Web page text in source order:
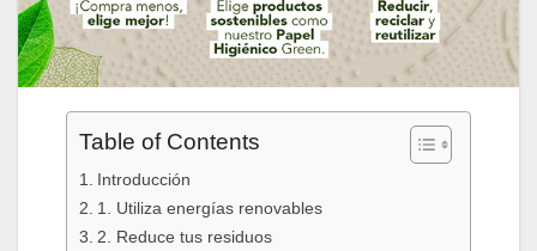
Table of Contents
Introducción
1. Utiliza energías renovables
2. Reduce tus residuos